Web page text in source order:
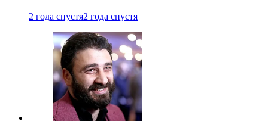
2 года спустя2 года спустя